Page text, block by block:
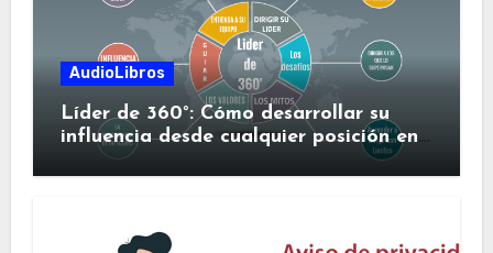
AudioLibros
Líder de 360°: Cómo desarrollar su
influencia desde cualquier posición en
su organización